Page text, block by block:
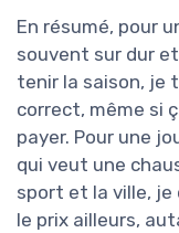
En résumé, pour
souvent sur dur
tenir la saison, je
correct, même si
payer. Pour une
qui veut une
sport et la ville, je
le prix ailleurs,